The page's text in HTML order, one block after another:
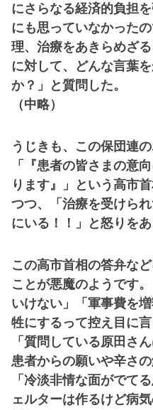
にさらなる経済的負担
にも思っていなかった
理、治療をあきらめざ
に対して、どんな言葉
か？」と質問した。
（中略）
うじきも、この保団連
「『患者の皆さまの意
ります』」という高市
つつ、「治療を受けら
にいる！！」と怒りをあ
この高市首相の答弁な
ことが悪魔のようです
いけない」「軍事費を
牲にするって控え目に
「質問している原田さ
患者からの願いや辛さ
「冷淡非情な面がでて
ェルターは作るけど病